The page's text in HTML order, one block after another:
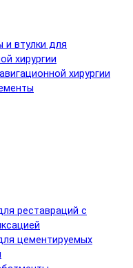
и втулки для
хирургии
хирургии
реставраций с
цементируемых